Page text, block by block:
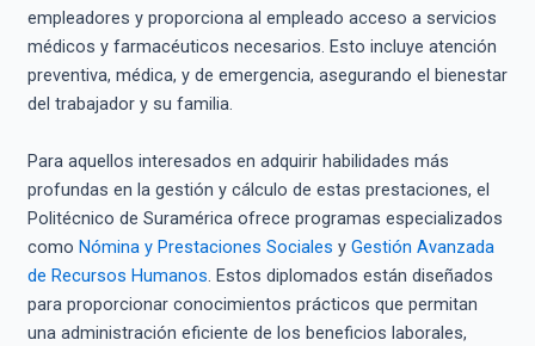
empleadores y proporciona al empleado acceso a servicios
médicos y farmacéuticos necesarios. Esto incluye atención
preventiva, médica, y de emergencia, asegurando el bienestar
del trabajador y su familia.
Para aquellos interesados en adquirir habilidades más
profundas en la gestión y cálculo de estas prestaciones, el
Politécnico de Suramérica ofrece programas especializados
como Nómina y Prestaciones Sociales y Gestión Avanzada
de Recursos Humanos. Estos diplomados están diseñados
para proporcionar conocimientos prácticos que permitan
una administración eficiente de los beneficios laborales,